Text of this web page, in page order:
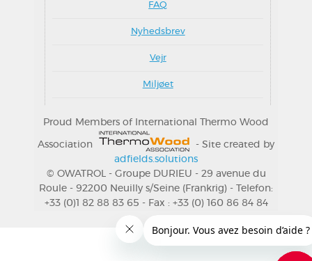
FAQ
Nyhedsbrev
Vejr
Miljøet
Proud Members of International Thermo Wood
Association
- Site created by
adfields.solutions
© OWATROL - Groupe DURIEU - 29 avenue du
Roule - 92200 Neuilly s/Seine (Frankrig) - Telefon:
+33 (0)1 82 88 83 65 - Fax : +33 (0) 160 86 84 84